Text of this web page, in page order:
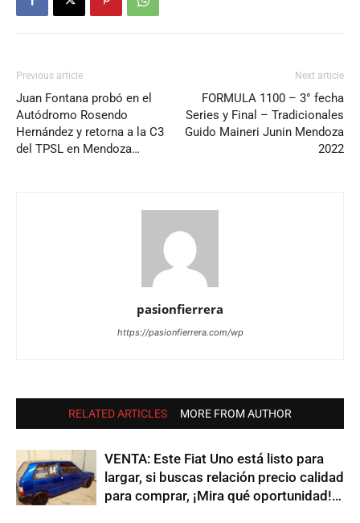
Previous article
Juan Fontana probó en el
Autódromo Rosendo
Hernández y retorna a la C3
del TPSL en Mendoza…
Next article
FORMULA 1100 – 3° fecha
Series y Final – Tradicionales
Guido Maineri Junin Mendoza
2022
pasionfierrera
https://pasionfierrera.com/wp
RELATED ARTICLES MORE FROM AUTHOR
VENTA: Este Fiat Uno está listo para
largar, si buscas relación precio calidad
para comprar, ¡Mira qué oportunidad!…